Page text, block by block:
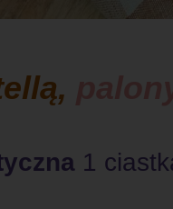
1